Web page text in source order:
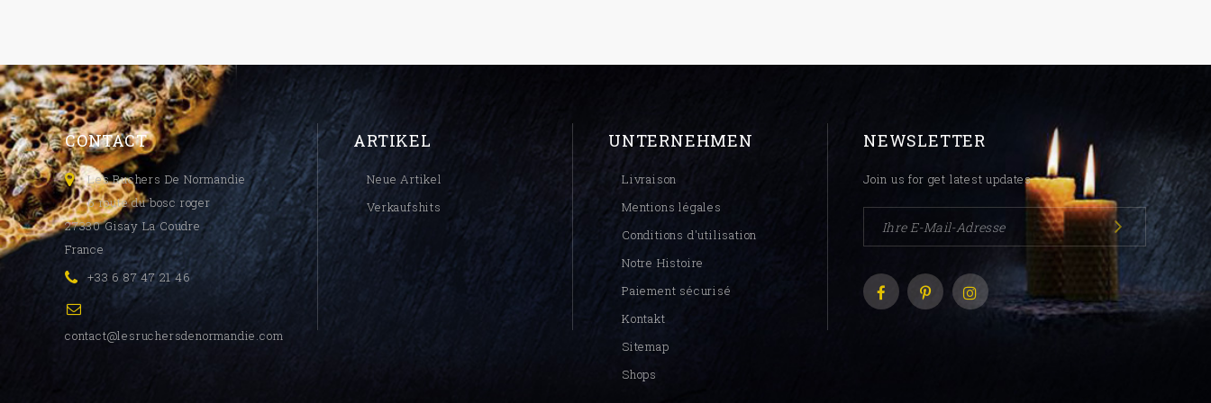
CONTACT
Les Ruchers De Normandie
6 route du bosc roger
27330 Gisay La Coudre
France
+33 6 87 47 21 46
contact@lesruchersdenormandie.com
ARTIKEL
Neue Artikel
Verkaufshits
UNTERNEHMEN
Livraison
Mentions légales
Conditions d'utilisation
Notre Histoire
Paiement sécurisé
Kontakt
Sitemap
Shops
NEWSLETTER
Join us for get latest updates